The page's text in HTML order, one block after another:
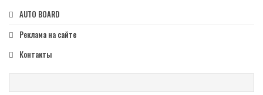
AUTO BOARD
Реклама на сайте
Контакты